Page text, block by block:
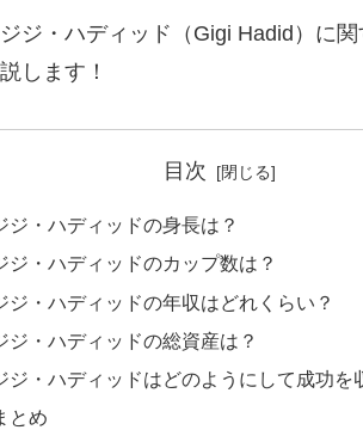
ジ・ハディッド（Gigi Hadid）に
します！
目次
ジ・ハディッドの身長は？
ジ・ハディッドのカップ数は？
ジ・ハディッドの年収はどれくらい？
ジ・ハディッドの総資産は？
ジ・ハディッドはどのようにして成功を
とめ